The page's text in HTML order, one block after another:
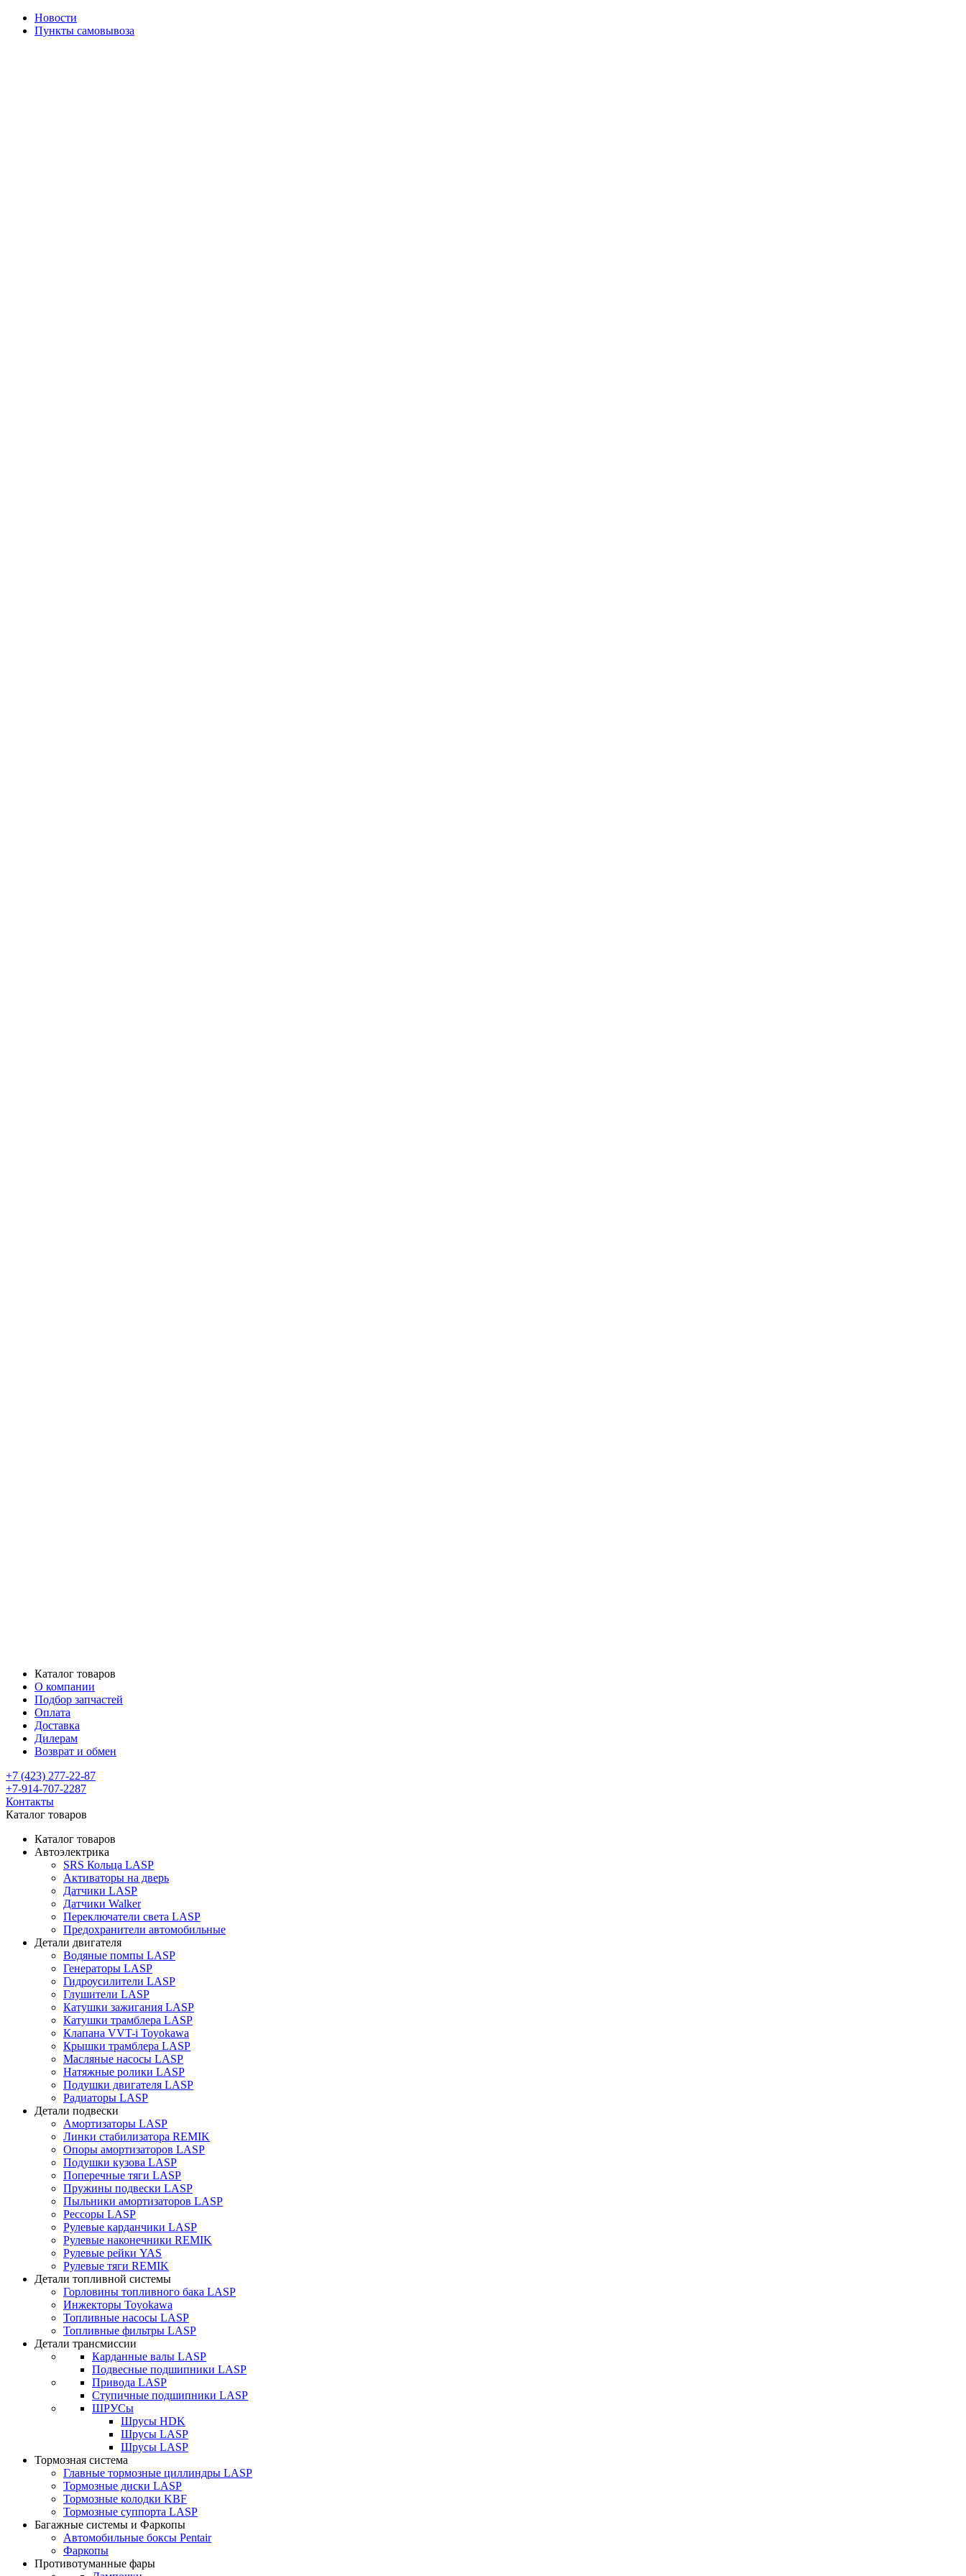
Новости
Пункты самовывоза
Каталог товаров
О компании
Подбор запчастей
Оплата
Доставка
Дилерам
Возврат и обмен
+7 (423) 277-22-87
+7-914-707-2287
Контакты
Каталог товаров
Каталог товаров
Автоэлектрика
SRS Кольца LASP
Активаторы на дверь
Датчики LASP
Датчики Walker
Переключатели света LASP
Предохранители автомобильные
Детали двигателя
Водяные помпы LASP
Генераторы LASP
Гидроусилители LASP
Глушители LASP
Катушки зажигания LASP
Катушки трамблера LASP
Клапана VVT-i Toyokawa
Крышки трамблера LASP
Масляные насосы LASP
Натяжные ролики LASP
Подушки двигателя LASP
Радиаторы LASP
Детали подвески
Амортизаторы LASP
Линки стабилизатора REMIK
Опоры амортизаторов LASP
Подушки кузова LASP
Поперечные тяги LASP
Пружины подвески LASP
Пыльники амортизаторов LASP
Рессоры LASP
Рулевые карданчики LASP
Рулевые наконечники REMIK
Рулевые рейки YAS
Рулевые тяги REMIK
Детали топливной системы
Горловины топливного бака LASP
Инжекторы Toyokawa
Топливные насосы LASP
Топливные фильтры LASP
Детали трансмиссии
Карданные валы LASP
Подвесные подшипники LASP
Привода LASP
Ступичные подшипники LASP
ШРУСы
Шрусы HDK
Шрусы LASP
Шрусы LASP
Тормозная система
Главные тормозные циллиндры LASP
Тормозные диски LASP
Тормозные колодки KBF
Тормозные суппорта LASP
Багажные системы и Фаркопы
Автомобильные боксы Pentair
Фаркопы
Противотуманные фары